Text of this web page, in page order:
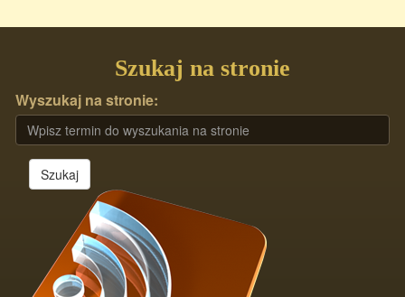
Szukaj na stronie
Wyszukaj na stronie:
Szukaj